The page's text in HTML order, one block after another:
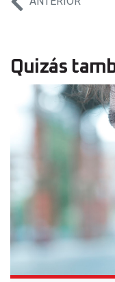
Quizás